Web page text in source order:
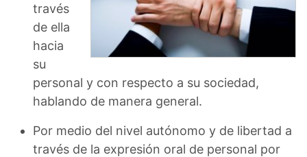
través
de ella
hacia
su
personal y con respecto a su sociedad,
hablando de manera general.
Por medio del nivel autónomo y de libertad a
través de la expresión oral de personal por